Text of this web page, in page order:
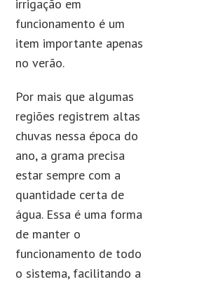
irrigação em
funcionamento é um
item importante apenas
no verão.
Por mais que algumas
regiões registrem altas
chuvas nessa época do
ano, a grama precisa
estar sempre com a
quantidade certa de
água. Essa é uma forma
de manter o
funcionamento de todo
o sistema, facilitando a